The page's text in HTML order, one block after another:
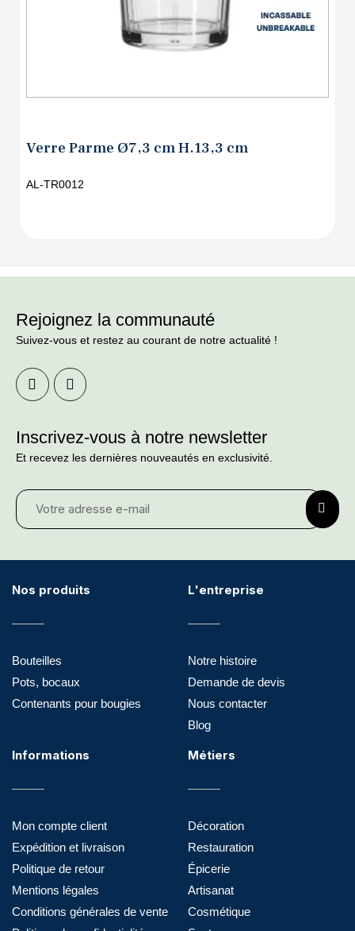
Verre Parme Ø7,3 cm H.13,3 cm
AL-TR0012
Rejoignez la communauté
Suivez-vous et restez au courant de notre actualité !
Inscrivez-vous à notre newsletter
Et recevez les dernières nouveautés en exclusivité.
Nos produits
Bouteilles
Pots, bocaux
Contenants pour bougies
L'entreprise
Notre histoire
Demande de devis
Nous contacter
Blog
Informations
Mon compte client
Expédition et livraison
Politique de retour
Mentions légales
Conditions générales de vente
Métiers
Décoration
Restauration
Épicerie
Artisanat
Cosmétique